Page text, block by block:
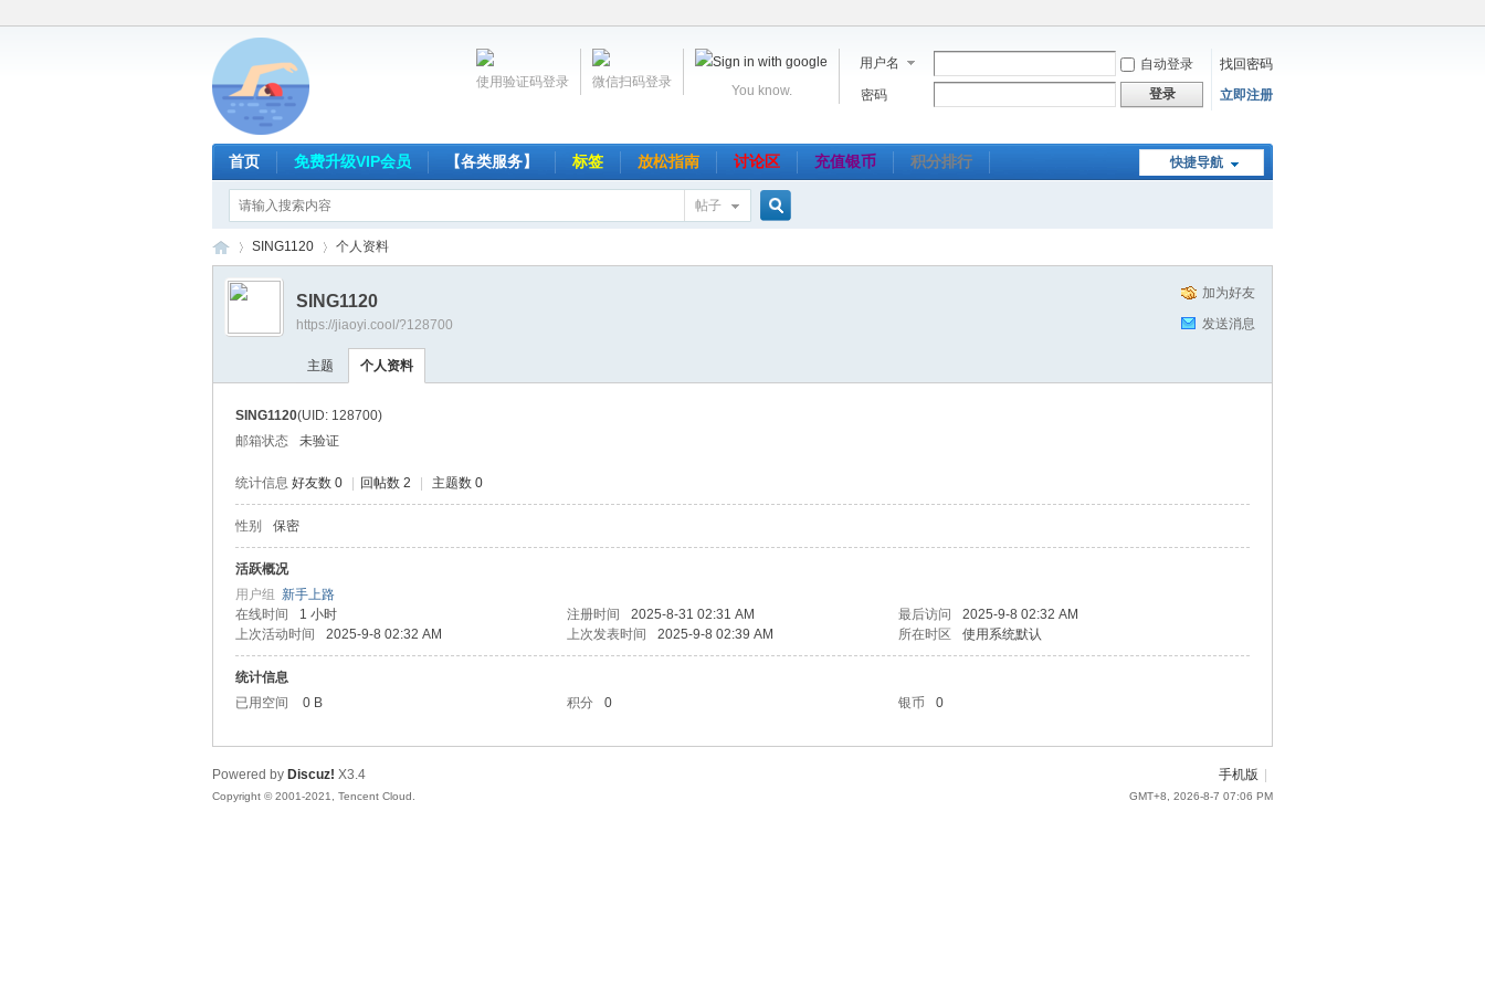
用户名 自动登录
找回密码
密码
登录 立即注册
You know.
微信扫码登录
使用验证码登录
快捷导航
首页 免费升级VIP会员 【各类服务】 标签 放松指南 讨论区 充值银币 积分排行
帖子
网
›
SING1120 个人资料
加为好友
发送消息
SING1120
https://jiaoyi.cool/?128700
主题 个人资料
SING1120(UID: 128700)
邮箱状态
未验证
统计信息 好友数 0 回帖数 2 主题数 0
性别 保密
活跃概况
用户组 新手上路
在线时间
1 小时 注册时间 2025-8-31 02:31 AM 最后访问
2025-9-8 02:32 AM
上次活动时间
2025-9-8 02:32 AM 上次发表时间 2025-9-8 02:39 AM 所在时区 使用系统默认
统计信息
已用空间
0 B 积分 0 银币 0
手机版
GMT+8, 2026-8-7 07:06 PM
Powered by Discuz! X3.4
Copyright © 2001-2021, Tencent Cloud.